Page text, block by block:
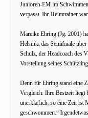
Junioren-EM im
verpasst. Ihr Heimtrainer
Mareike Ehring (Jg. 2001)
Helsinki das Semifinale
Schulz, der Headcoach des
Vorstellung seines
Denn für Ehring stand eine
Vergleich: Ihre Bestzeit liegt
unerklärlich, so eine Zeit ist
geschwommen.“